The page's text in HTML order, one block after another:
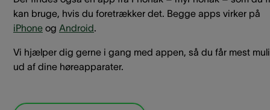
kan bruge, hvis du foretrækker det. Begge apps virker på
iPhone og Android.
Vi hjælper dig gerne i gang med appen, så du får mest
ud af dine høreapparater.